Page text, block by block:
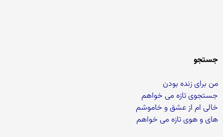
جستجو
من برای زنده بودن
جستجوی تازه می خواهم
خالی ام از عشق و خاموشم
های و هوی تازه می خواهم